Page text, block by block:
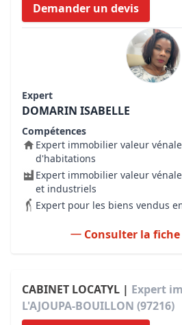
Demander un devis
Expert
DOMARIN ISABELLE
Compétences
Expert immobilier valeur
d'habitations
Expert immobilier valeur
et industriels
Expert pour les biens vendus
Consulter la
CABINET LOCATYL | Expert
L'AJOUPA-BOUILLON (97216)